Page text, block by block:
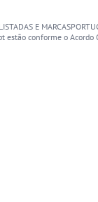
E
estão conforme o